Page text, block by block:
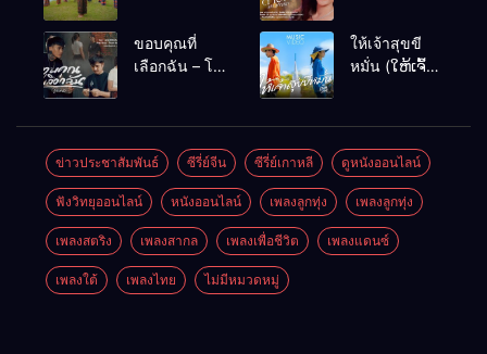
[COVER
VERSION]
ขอบคุณที่
เลือกฉัน – โต๋
ให้เจ้าสุขขี
หมั่น (ໃຫ້ເຈົ້າ
ข่าวประชาสัมพันธ์ ซีรี่ย์จีน ซีรี่ย์เกาหลี ดูหนังออนไลน์
ฟังวิทยุออนไลน์ หนังออนไลน์ เพลงลูกทุ่ง เพลงลูกทุ่ง
เพลงสตริง เพลงสากล เพลงเพื่อชีวิต เพลงแดนซ์
เพลงใต้ เพลงไทย ไม่มีหมวดหมู่